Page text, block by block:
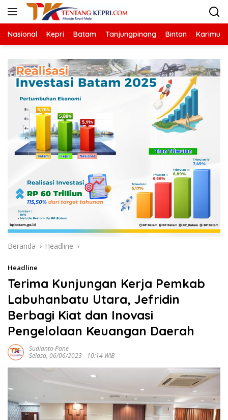
Langsung
Nasional Kepri Batam Tanjungpinang Bintan Karimun
Beranda Headline
Headline
Terima Kunjungan Kerja Pemkab
Labuhanbatu Utara, Jefridin
Berbagi Kiat dan Inovasi
Pengelolaan Keuangan Daerah
Sudianto Pane
Selasa, 06/06/2023 - 10:14 WIB